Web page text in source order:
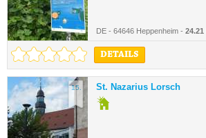
DE - 64646 Heppenheim - 24.21
DETAILS
15. St. Nazarius Lorsch